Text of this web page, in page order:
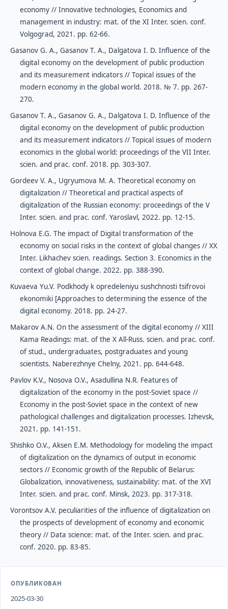
economy // Innovative technologies, Economics and
management in industry: mat. of the XI Inter. scien. conf.
Volgograd, 2021. pp. 62-66.
Gasanov G. A., Gasanov T. A., Dalgatova I. D. Influence of the
digital economy on the development of public production
and its measurement indicators // Topical issues of the
modern economy in the global world. 2018. № 7. pp. 267-
270.
Gasanov T. A., Gasanov G. A., Dalgatova I. D. Influence of the
digital economy on the development of public production
and its measurement indicators // Topical issues of modern
economics in the global world: proceedings of the VII Inter.
scien. and prac. conf. 2018. pp. 303-307.
Gordeev V. A., Ugryumova M. A. Theoretical economy on
digitalization // Theoretical and practical aspects of
digitalization of the Russian economy: proceedings of the V
Inter. scien. and prac. conf. Yaroslavl, 2022. pp. 12-15.
Holnova E.G. The impact of Digital transformation of the
economy on social risks in the context of global changes // XX
Inter. Likhachev scien. readings. Section 3. Economics in the
context of global change. 2022. pp. 388-390.
Kuvaeva Yu.V. Podkhody k opredeleniyu sushchnosti tsifrovoi
ekonomiki [Approaches to determining the essence of the
digital economy. 2018. pp. 24-27.
Makarov A.N. On the assessment of the digital economy // XIII
Kama Readings: mat. of the X All-Russ. scien. and prac. conf.
of stud., undergraduates, postgraduates and young
scientists. Naberezhnye Chelny, 2021. pp. 644-648.
Pavlov K.V., Nosova O.V., Asadullina N.R. Features of
digitalization of the economy in the post-Soviet space //
Economy in the post-Soviet space in the context of new
pathological challenges and digitalization processes. Izhevsk,
2021. pp. 141-151.
Shishko O.V., Aksen E.M. Methodology for modeling the impact
of digitalization on the dynamics of output in economic
sectors // Economic growth of the Republic of Belarus:
Globalization, innovativeness, sustainability: mat. of the XVI
Inter. scien. and prac. conf. Minsk, 2023. pp. 317-318.
Vorontsov A.V. peculiarities of the influence of digitalization on
the prospects of development of economy and economic
theory // Data science: mat. of the Inter. scien. and prac.
conf. 2020. pp. 83-85.
ОПУБЛИКОВАН
2025-03-30